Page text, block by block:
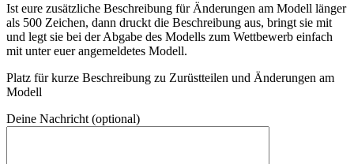
Ist eure zusätzliche Beschreibung für Änderungen am Modell länger
als 500 Zeichen, dann druckt die Beschreibung aus, bringt sie mit
und legt sie bei der Abgabe des Modells zum Wettbewerb einfach
mit unter euer angemeldetes Modell.
Platz für kurze Beschreibung zu Zurüstteilen und Änderungen am
Modell
Deine Nachricht (optional)